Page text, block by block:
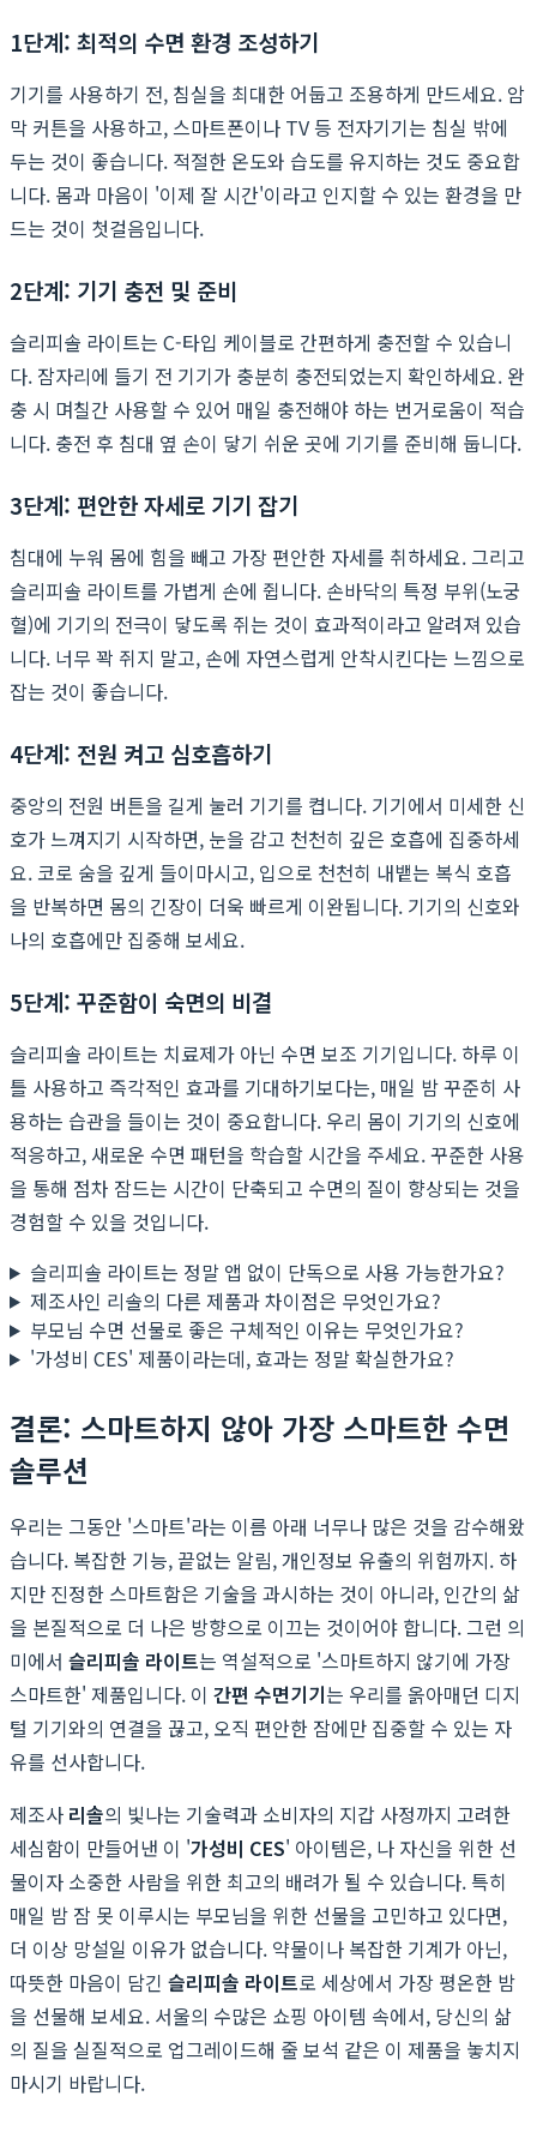
1단계: 최적의 수면 환경 조성하기
기기를 사용하기 전, 침실을 최대한 어둡고 조용하게 만드세요. 암
막 커튼을 사용하고, 스마트폰이나 TV 등 전자기기는 침실 밖에
두는 것이 좋습니다. 적절한 온도와 습도를 유지하는 것도 중요합
니다. 몸과 마음이 '이제 잘 시간'이라고 인지할 수 있는 환경을 만
드는 것이 첫걸음입니다.
2단계: 기기 충전 및 준비
슬리피솔 라이트는 C-타입 케이블로 간편하게 충전할 수 있습니
다. 잠자리에 들기 전 기기가 충분히 충전되었는지 확인하세요. 완
충 시 며칠간 사용할 수 있어 매일 충전해야 하는 번거로움이 적습
니다. 충전 후 침대 옆 손이 닿기 쉬운 곳에 기기를 준비해 둡니다.
3단계: 편안한 자세로 기기 잡기
침대에 누워 몸에 힘을 빼고 가장 편안한 자세를 취하세요. 그리고
슬리피솔 라이트를 가볍게 손에 쥡니다. 손바닥의 특정 부위(노궁
혈)에 기기의 전극이 닿도록 쥐는 것이 효과적이라고 알려져 있습
니다. 너무 꽉 쥐지 말고, 손에 자연스럽게 안착시킨다는 느낌으로
잡는 것이 좋습니다.
4단계: 전원 켜고 심호흡하기
중앙의 전원 버튼을 길게 눌러 기기를 켭니다. 기기에서 미세한 신
호가 느껴지기 시작하면, 눈을 감고 천천히 깊은 호흡에 집중하세
요. 코로 숨을 깊게 들이마시고, 입으로 천천히 내뱉는 복식 호흡
을 반복하면 몸의 긴장이 더욱 빠르게 이완됩니다. 기기의 신호와
나의 호흡에만 집중해 보세요.
5단계: 꾸준함이 숙면의 비결
슬리피솔 라이트는 치료제가 아닌 수면 보조 기기입니다. 하루 이
틀 사용하고 즉각적인 효과를 기대하기보다는, 매일 밤 꾸준히 사
용하는 습관을 들이는 것이 중요합니다. 우리 몸이 기기의 신호에
적응하고, 새로운 수면 패턴을 학습할 시간을 주세요. 꾸준한 사용
을 통해 점차 잠드는 시간이 단축되고 수면의 질이 향상되는 것을
경험할 수 있을 것입니다.
슬리피솔 라이트는 정말 앱 없이 단독으로 사용 가능한가요?
제조사인 리솔의 다른 제품과 차이점은 무엇인가요?
부모님 수면 선물로 좋은 구체적인 이유는 무엇인가요?
'가성비 CES' 제품이라는데, 효과는 정말 확실한가요?
결론: 스마트하지 않아 가장 스마트한 수면
솔루션
우리는 그동안 '스마트'라는 이름 아래 너무나 많은 것을 감수해왔
습니다. 복잡한 기능, 끝없는 알림, 개인정보 유출의 위험까지. 하
지만 진정한 스마트함은 기술을 과시하는 것이 아니라, 인간의 삶
을 본질적으로 더 나은 방향으로 이끄는 것이어야 합니다. 그런 의
미에서 슬리피솔 라이트는 역설적으로 '스마트하지 않기에 가장
스마트한' 제품입니다. 이 간편 수면기기는 우리를 옭아매던 디지
털 기기와의 연결을 끊고, 오직 편안한 잠에만 집중할 수 있는 자
유를 선사합니다.
제조사 리솔의 빛나는 기술력과 소비자의 지갑 사정까지 고려한
세심함이 만들어낸 이 '가성비 CES' 아이템은, 나 자신을 위한 선
물이자 소중한 사람을 위한 최고의 배려가 될 수 있습니다. 특히
매일 밤 잠 못 이루시는 부모님을 위한 선물을 고민하고 있다면,
더 이상 망설일 이유가 없습니다. 약물이나 복잡한 기계가 아닌,
따뜻한 마음이 담긴 슬리피솔 라이트로 세상에서 가장 평온한 밤
을 선물해 보세요. 서울의 수많은 쇼핑 아이템 속에서, 당신의 삶
의 질을 실질적으로 업그레이드해 줄 보석 같은 이 제품을 놓치지
마시기 바랍니다.